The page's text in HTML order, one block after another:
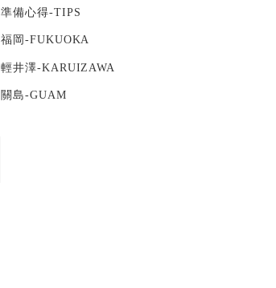
準備心得-TIPS
福岡-FUKUOKA
輕井澤-KARUIZAWA
關島-GUAM